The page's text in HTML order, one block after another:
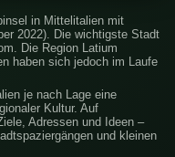
in Mittelitalien mit
2022). Die wichtigste Stadt
Die Region Latium
haben sich jedoch im Laufe
je nach Lage eine
Kultur. Auf
Adressen und Ideen –
und kleinen